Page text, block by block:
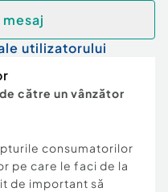
utilizatorului
către un vânzător
consumatorilor
pe care le faci de la
de important să